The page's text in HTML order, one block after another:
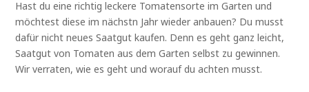
Hast du eine richtig leckere Tomatensorte im Garten und
möchtest diese im nächstn Jahr wieder anbauen? Du musst
dafür nicht neues Saatgut kaufen. Denn es geht ganz leicht,
Saatgut von Tomaten aus dem Garten selbst zu gewinnen.
Wir verraten, wie es geht und worauf du achten musst.